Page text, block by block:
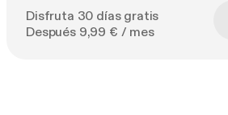
Disfruta 30 días gratis
Después 9,99 € / mes